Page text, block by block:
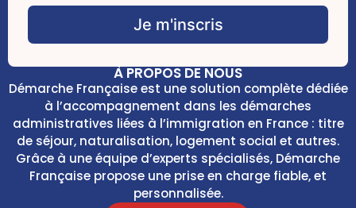
b
x
s
k
o
s
Je m'inscris
À PROPOS DE NOUS
Démarche Française est une solution complète dédiée
à l’accompagnement dans les démarches
administratives liées à l’immigration en France : titre
de séjour, naturalisation, logement social et autres.
Grâce à une équipe d’experts spécialisés, Démarche
Française propose une prise en charge fiable, et
personnalisée.